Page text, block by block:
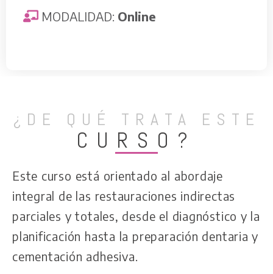
MODALIDAD: Online
¿DE QUÉ TRATA ESTE
CURSO?
Este curso está orientado al abordaje
integral de las restauraciones indirectas
parciales y totales, desde el diagnóstico y la
planificación hasta la preparación dentaria y
cementación adhesiva.